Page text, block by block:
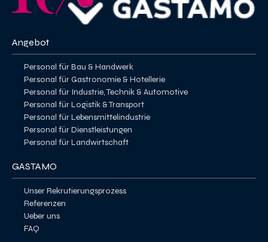
Angebot
Personal für Bau & Handwerk
Personal für Gastronomie & Hotellerie
Personal für Industrie, Technik & Automotive
Personal für Logistik & Transport
Personal für Lebensmittelindustrie
Personal für Dienstleistungen
Personal für Landwirtschaft
GASTAMO
Unser Rekrutierungsprozess
Referenzen
Ueber uns
FAQ